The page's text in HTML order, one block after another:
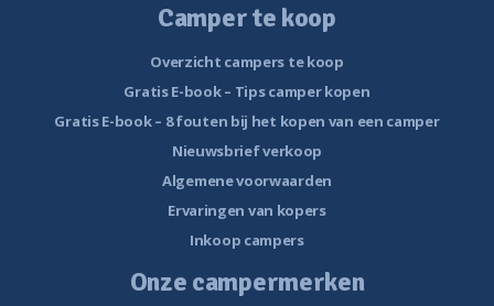
Camper te koop
Overzicht campers te koop
Gratis E-book – Tips camper kopen
Gratis E-book – 8 fouten bij het kopen van een camper
Nieuwsbrief verkoop
Algemene voorwaarden
Ervaringen van kopers
Inkoop campers
Onze campermerken